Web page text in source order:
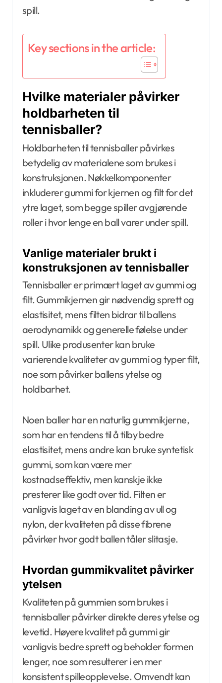
spill.
Key sections in the article:
Hvilke materialer påvirker
holdbarheten til
tennisballer?
Holdbarheten til tennisballer påvirkes
betydelig av materialene som brukes i
konstruksjonen. Nøkkelkomponenter
inkluderer gummi for kjernen og filt for det
ytre laget, som begge spiller avgjørende
roller i hvor lenge en ball varer under spill.
Vanlige materialer brukt i
konstruksjonen av tennisballer
Tennisballer er primært laget av gummi og
filt. Gummikjernen gir nødvendig sprett og
elastisitet, mens filten bidrar til ballens
aerodynamikk og generelle følelse under
spill. Ulike produsenter kan bruke
varierende kvaliteter av gummi og typer filt,
noe som påvirker ballens ytelse og
holdbarhet.
Noen baller har en naturlig gummikjerne,
som har en tendens til å tilby bedre
elastisitet, mens andre kan bruke syntetisk
gummi, som kan være mer
kostnadseffektiv, men kanskje ikke
presterer like godt over tid. Filten er
vanligvis laget av en blanding av ull og
nylon, der kvaliteten på disse fibrene
påvirker hvor godt ballen tåler slitasje.
Hvordan gummikvalitet påvirker
ytelsen
Kvaliteten på gummien som brukes i
tennisballer påvirker direkte deres ytelse og
levetid. Høyere kvalitet på gummi gir
vanligvis bedre sprett og beholder formen
lenger, noe som resulterer i en mer
konsistent spilleopplevelse. Omvendt kan